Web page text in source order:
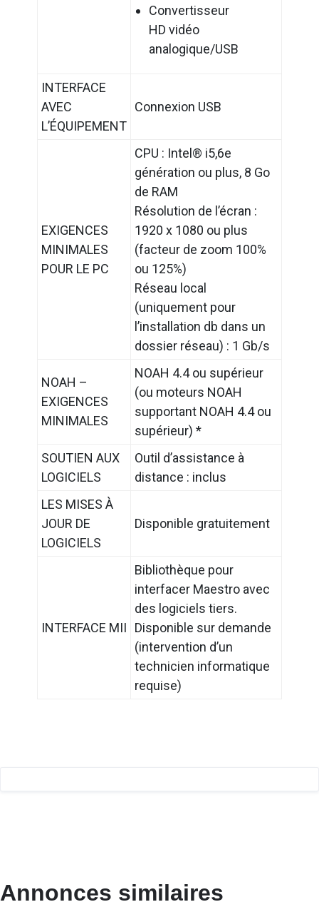
Convertisseur
HD vidéo
analogique/USB
INTERFACE
AVEC
L’ÉQUIPEMENT
Connexion USB
EXIGENCES
MINIMALES
POUR LE PC
CPU : Intel® i5,6e
génération ou plus, 8 Go
de RAM
Résolution de l’écran :
1920 x 1080 ou plus
(facteur de zoom 100%
ou 125%)
Réseau local
(uniquement pour
l’installation db dans un
dossier réseau) : 1 Gb/s
NOAH –
EXIGENCES
MINIMALES
NOAH 4.4 ou supérieur
(ou moteurs NOAH
supportant NOAH 4.4 ou
supérieur) *
SOUTIEN AUX
LOGICIELS
Outil d’assistance à
distance : inclus
LES MISES À
JOUR DE
LOGICIELS
Disponible gratuitement
INTERFACE MII
Bibliothèque pour
interfacer Maestro avec
des logiciels tiers.
Disponible sur demande
(intervention d’un
technicien informatique
requise)
Annonces similaires